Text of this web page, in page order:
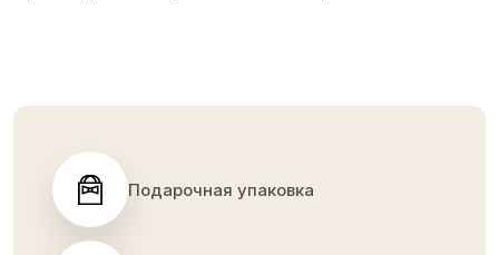
Подарочная упаковка